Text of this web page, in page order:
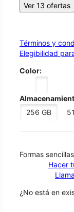
Ver 13 ofertas
Términos y
Elegibilidad
Color:
256 GB
​​​​​​​Formas
Hacer
¿No está en